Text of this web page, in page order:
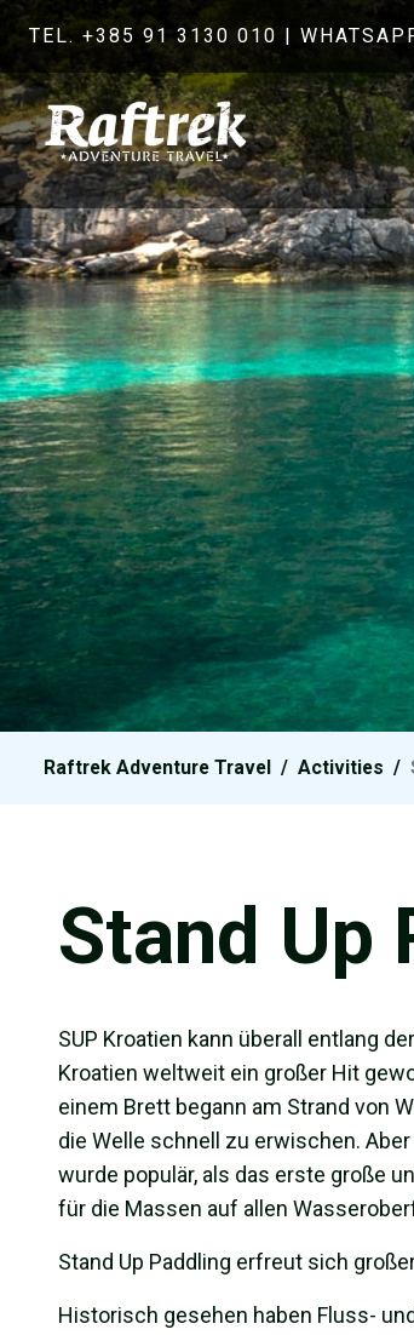
TEL. +385 91 3130 010 |
Raftrek Adventure Travel / Activities /
Stand Up
SUP Kroatien kann überall entlang
Kroatien weltweit ein großer Hit
einem Brett begann am Strand von
die Welle schnell zu erwischen.
wurde populär, als das erste große
für die Massen auf allen
Stand Up Paddling erfreut sich
Historisch gesehen haben Fluss-